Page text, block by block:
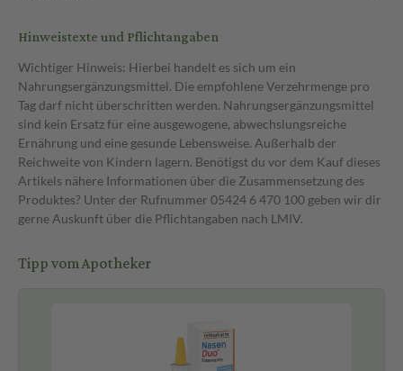
Hinweistexte und Pflichtangaben
Wichtiger Hinweis: Hierbei handelt es sich um ein
Nahrungsergänzungsmittel. Die empfohlene Verzehrmenge pro
Tag darf nicht überschritten werden. Nahrungsergänzungsmittel
sind kein Ersatz für eine ausgewogene, abwechslungsreiche
Ernährung und eine gesunde Lebensweise. Außerhalb der
Reichweite von Kindern lagern. Benötigst du vor dem Kauf dieses
Artikels nähere Informationen über die Zusammensetzung des
Produktes? Unter der Rufnummer 05424 6 470 100 geben wir dir
gerne Auskunft über die Pflichtangaben nach LMIV.
Tipp vom Apotheker